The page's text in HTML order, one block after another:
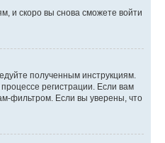
и скоро вы снова сможете войти
полученным инструкциям.
регистрации. Если вам
фильтром. Если вы уверены, что